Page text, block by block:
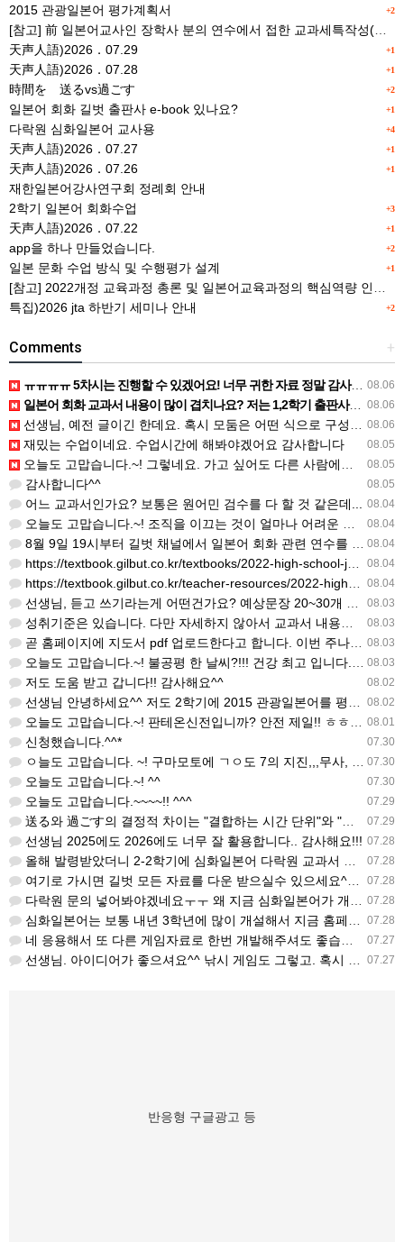
+2
2015 관광일본어 평가계획서
+1
天声人語)2026．07.29
+1
天声人語)2026．07.28
+2
時間を 送るvs過ごす
+1
일본어 회화 길벗 출판사 e-book 있나요?
+4
다락원 심화일본어 교사용
+1
天声人語)2026．07.27
+1
天声人語)2026．07.26
재한일본어강사연구회 정례회 안내
+3
2학기 일본어 회화수업
+1
天声人語)2026．07.22
+2
app을 하나 만들었습니다.
+1
일본 문화 수업 방식 및 수행평가 설계
+2
특집)2026 jta 하반기 세미나 안내
+
Comments
08.06
ㅠㅠㅠㅠ 5차시는 진행할 수 있겠어요! 너무 귀한 자료 정말 감사합니다!!!
08.06
일본어 회화 교과서 내용이 많이 겹치나요? 저는 1,2학기 출판사가 달라서인지, 회화 단어와 분량이 더 많다…
08.06
선생님, 예전 글이긴 한데요. 혹시 모둠은 어떤 식으로 구성하셨을까요? 진단평가를 보시고 모둠장(도우미학생)…
08.05
재밌는 수업이네요. 수업시간에 해봐야겠어요 감사합니다
08.05
오늘도 고맙습니다.~! 그렇네요. 가고 싶어도 다른 사람에게 민폐는 안되는 것... 감사해요. ^^
08.05
감사합니다^^
08.04
어느 교과서인가요? 보통은 원어민 검수를 다 할 것 같은데...
08.04
오늘도 고맙습니다.~! 조직을 이끄는 것이 얼마나 어려운 일일까요? 우선 봉사하는 마음이 필요!!! 감사해요…
08.04
8월 9일 19시부터 길벗 채널에서 일본어 회화 관련 연수를 저작 직강으로 한다고 합니다. 많이 도움이 되실…
08.04
https://textbook.gilbut.co.kr/textbooks/2022-high-school-jap…
08.04
https://textbook.gilbut.co.kr/teacher-resources/2022-high-sc…
08.03
선생님, 듣고 쓰기라는게 어떤건가요? 예상문장 20~30개 중 몇개를 틀어주고 들리는대로 쓰는 건가요? 자세…
08.03
성취기준은 있습니다. 다만 자세하지 않아서 교과서 내용에 맞게 좀 더 구체적으로 재구조화를 하신 선생님이 계…
08.03
곧 홈페이지에 지도서 pdf 업로드한다고 합니다. 이번 주나 다음 주에 e-book 기반 전자저작물도 업로드…
08.03
오늘도 고맙습니다.~! 불공평 한 날씨?!!! 건강 최고 입니다. ^^
08.02
저도 도움 받고 갑니다!! 감사해요^^
08.02
선생님 안녕하세요^^ 저도 2학기에 2015 관광일본어를 평가계획을 세우려고 하는데. ..아무리 찾아도 없어…
08.01
오늘도 고맙습니다.~! 판테온신전입니까? 안전 제일!! ㅎㅎ 감사해요. ^^
07.30
신청했습니다.^^*
07.30
ㅇ늘도 고맙습니다. ~! 구마모토에 ㄱㅇ도 7의 지진,,,무사, 안전을 기도 합니다. 감사해요...
07.30
오늘도 고맙습니다.~! ^^
07.29
오늘도 고맙습니다.~~~~!! ^^^
07.29
送る와 過ごす의 결정적 차이는 "결합하는 시간 단위"와 "묘사 대상"입니다. 過ごす 하루, 오후, 주말, 휴…
07.28
선생님 2025에도 2026에도 너무 잘 활용합니다.. 감사해요!!!
07.28
올해 발령받았더니 2-2학기에 심화일본어 다락원 교과서 채택되어 있네요. 저도 당장 다음달부터 수업을 해야하…
07.28
여기로 가시면 길벗 모든 자료를 다운 받으실수 있으세요^^ https://coffee-plume-710.no…
07.28
다락원 문의 넣어봐야겠네요ㅜㅜ 왜 지금 심화일본어가 개설된지는 저도 참 의문입니다... 작년에 계셨던 선생님…
07.28
심화일본어는 보통 내년 3학년에 많이 개설해서 지금 홈페이지에 없는가보네요~ 일본어랑 생활 일본어는 다 있는…
07.27
네 응용해서 또 다른 게임자료로 한번 개발해주셔도 좋습니다
07.27
선생님. 아이디어가 좋으셔요^^ 낚시 게임도 그렇고. 혹시 이것 제가 응용 사용해 보아도 될 까요?
반응형 구글광고 등